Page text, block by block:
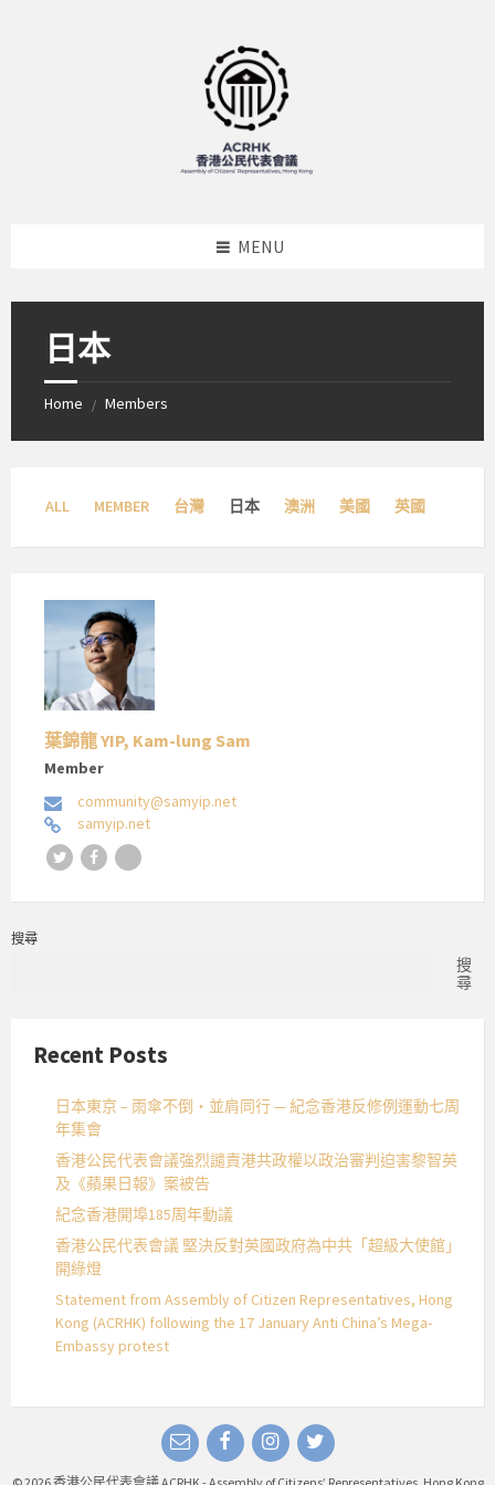
MENU
日本
Home / Members
ALL MEMBER 台灣 日本 澳洲 美國 英國
葉錦龍 YIP, Kam-lung Sam
Member
community@samyip.net
samyip.net
TwitterFacebook
搜尋
搜
尋
Recent Posts
日本東京 – 雨傘不倒・並肩同行 — 紀念香港反修例運動七周
年集會
香港公民代表會議強烈譴責港共政權以政治審判迫害黎智英
及《蘋果日報》案被告
紀念香港開埠185周年動議
香港公民代表會議 堅決反對英國政府為中共「超級大使館」
開綠燈
Statement from Assembly of Citizen Representatives, Hong
Kong (ACRHK) following the 17 January Anti China’s Mega-
Embassy protest
EmailFacebookInstagramTwitter